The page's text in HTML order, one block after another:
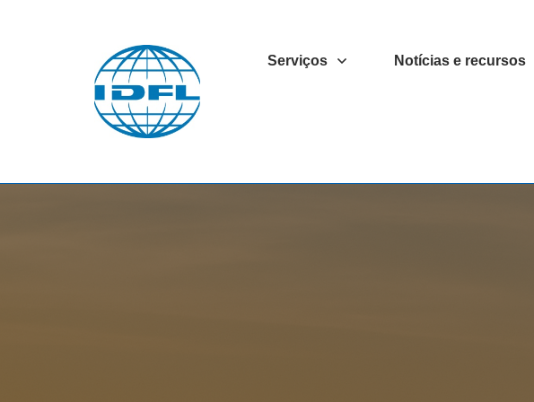
Serviços Notícias e recursos